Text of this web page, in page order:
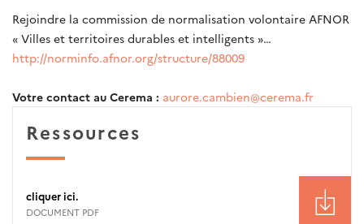
Rejoindre la commission de normalisation volontaire AFNOR
« Villes et territoires durables et intelligents »…
http://norminfo.afnor.org/structure/88009
Votre contact au Cerema : aurore.cambien@cerema.fr
Ressources
cliquer ici.
DOCUMENT PDF